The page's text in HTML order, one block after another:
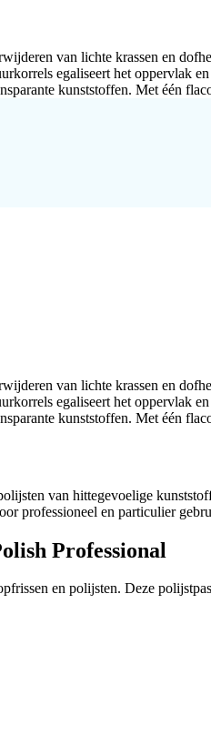
van lichte krassen en
egaliseert het oppervlak
kunststoffen. Met één
van lichte krassen en
egaliseert het oppervlak
kunststoffen. Met één
van hittegevoelige
professioneel en particulier
Professional
en polijsten. Deze